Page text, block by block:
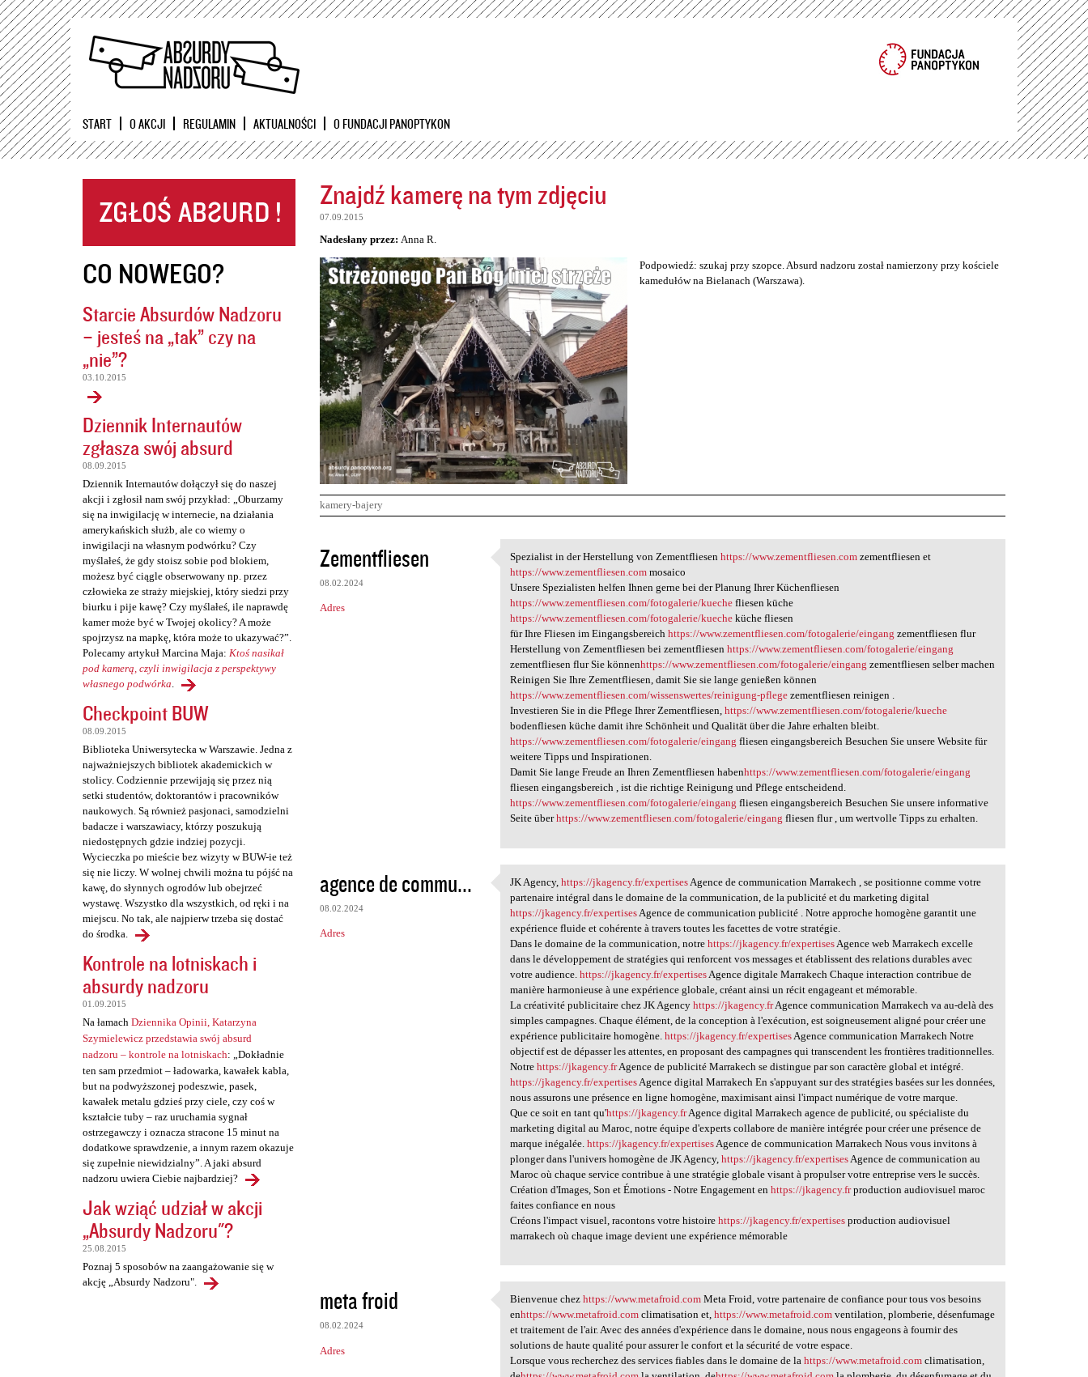
Przejdź
START O AKCJI REGULAMIN AKTUALNOŚCI O FUNDACJI PANOPTYKON
CO NOWEGO?
Starcie Absurdów Nadzoru
– jesteś na „tak” czy na
„nie”?
03.10.2015
Dziennik Internautów
zgłasza swój absurd
08.09.2015
Dziennik Internautów dołączył się do naszej
akcji i zgłosił nam swój przykład: „Oburzamy
się na inwigilację w internecie, na działania
amerykańskich służb, ale co wiemy o
inwigilacji na własnym podwórku? Czy
myślałeś, że gdy stoisz sobie pod blokiem,
możesz być ciągle obserwowany np. przez
człowieka ze straży miejskiej, który siedzi przy
biurku i pije kawę? Czy myślałeś, ile naprawdę
kamer może być w Twojej okolicy? A może
spojrzysz na mapkę, która może to ukazywać?”.
Polecamy artykuł Marcina Maja: Ktoś nasikał
pod kamerą, czyli inwigilacja z perspektywy
własnego podwórka.
Checkpoint BUW
08.09.2015
Biblioteka Uniwersytecka w Warszawie. Jedna z
najważniejszych bibliotek akademickich w
stolicy. Codziennie przewijają się przez nią
setki studentów, doktorantów i pracowników
naukowych. Są również pasjonaci, samodzielni
badacze i warszawiacy, którzy poszukują
niedostępnych gdzie indziej pozycji.
Wycieczka po mieście bez wizyty w BUW-ie też
się nie liczy. W wolnej chwili można tu pójść na
kawę, do słynnych ogrodów lub obejrzeć
wystawę. Wszystko dla wszystkich, od ręki i na
miejscu. No tak, ale najpierw trzeba się dostać
do środka.
Kontrole na lotniskach i
absurdy nadzoru
01.09.2015
Na łamach Dziennika Opinii, Katarzyna
Szymielewicz przedstawia swój absurd
nadzoru – kontrole na lotniskach: „Dokładnie
ten sam przedmiot – ładowarka, kawałek kabla,
but na podwyższonej podeszwie, pasek,
kawałek metalu gdzieś przy ciele, czy coś w
kształcie tuby – raz uruchamia sygnał
ostrzegawczy i oznacza stracone 15 minut na
dodatkowe sprawdzenie, a innym razem okazuje
się zupełnie niewidzialny”. A jaki absurd
nadzoru uwiera Ciebie najbardziej?
Jak wziąć udział w akcji
„Absurdy Nadzoru"?
25.08.2015
Poznaj 5 sposobów na zaangażowanie się w
akcję „Absurdy Nadzoru".
Znajdź kamerę na tym zdjęciu
07.09.2015
Nadesłany przez: Anna R.
Podpowiedź: szukaj przy szopce. Absurd nadzoru został namierzony przy kościele
kamedułów na Bielanach (Warszawa).
kamery-bajery
K
o
m
e
Zementfliesen
08.02.2024
Adres
Spezialist in der Herstellung
Spezialist in der Herstellung von Zementfliesenhttps://www.zementfliesen.com zementfliesen et
https://www.zementfliesen.com mosaico
Unsere Spezialisten helfen Ihnen gerne bei der Planung Ihrer Küchenfliesen
https://www.zementfliesen.com/fotogalerie/kueche fliesen küche
https://www.zementfliesen.com/fotogalerie/kueche küche fliesen
für Ihre Fliesen im Eingangsbereichhttps://www.zementfliesen.com/fotogalerie/eingang zementfliesen flur
Herstellung von Zementfliesen bei zementfliesenhttps://www.zementfliesen.com/fotogalerie/eingang
zementfliesen flur Sie könnenhttps://www.zementfliesen.com/fotogalerie/eingang zementfliesen selber machen
Reinigen Sie Ihre Zementfliesen, damit Sie sie lange genießen können
https://www.zementfliesen.com/wissenswertes/reinigung-pflege zementfliesen reinigen .
Investieren Sie in die Pflege Ihrer Zementfliesen,https://www.zementfliesen.com/fotogalerie/kueche
bodenfliesen küche damit ihre Schönheit und Qualität über die Jahre erhalten bleibt.
https://www.zementfliesen.com/fotogalerie/eingang fliesen eingangsbereich Besuchen Sie unsere Website für
weitere Tipps und Inspirationen.
Damit Sie lange Freude an Ihren Zementfliesen habenhttps://www.zementfliesen.com/fotogalerie/eingang
fliesen eingangsbereich , ist die richtige Reinigung und Pflege entscheidend.
https://www.zementfliesen.com/fotogalerie/eingang fliesen eingangsbereich Besuchen Sie unsere informative
Seite überhttps://www.zementfliesen.com/fotogalerie/eingang fliesen flur , um wertvolle Tipps zu erhalten.
agence de commu...
08.02.2024
Adres
JK Agency, https://jkagency
JK Agency,https://jkagency.fr/expertises Agence de communication Marrakech , se positionne comme votre
partenaire intégral dans le domaine de la communication, de la publicité et du marketing digital
https://jkagency.fr/expertises Agence de communication publicité . Notre approche homogène garantit une
expérience fluide et cohérente à travers toutes les facettes de votre stratégie.
Dans le domaine de la communication, notrehttps://jkagency.fr/expertises Agence web Marrakech excelle
dans le développement de stratégies qui renforcent vos messages et établissent des relations durables avec
votre audience.https://jkagency.fr/expertises Agence digitale Marrakech Chaque interaction contribue de
manière harmonieuse à une expérience globale, créant ainsi un récit engageant et mémorable.
La créativité publicitaire chez JK Agencyhttps://jkagency.frAgence communication Marrakech va au-delà des
simples campagnes. Chaque élément, de la conception à l'exécution, est soigneusement aligné pour créer une
expérience publicitaire homogène.https://jkagency.fr/expertises Agence communication Marrakech Notre
objectif est de dépasser les attentes, en proposant des campagnes qui transcendent les frontières traditionnelles.
Notrehttps://jkagency.frAgence de publicité Marrakech se distingue par son caractère global et intégré.
https://jkagency.fr/expertises Agence digital Marrakech En s'appuyant sur des stratégies basées sur les données,
nous assurons une présence en ligne homogène, maximisant ainsi l'impact numérique de votre marque.
Que ce soit en tant qu'https://jkagency.frAgence digital Marrakech agence de publicité, ou spécialiste du
marketing digital au Maroc, notre équipe d'experts collabore de manière intégrée pour créer une présence de
marque inégalée.https://jkagency.fr/expertises Agence de communication Marrakech Nous vous invitons à
plonger dans l'univers homogène de JK Agency,https://jkagency.fr/expertises Agence de communication au
Maroc où chaque service contribue à une stratégie globale visant à propulser votre entreprise vers le succès.
Création d'Images, Son et Émotions - Notre Engagement enhttps://jkagency.frproduction audiovisuel maroc
faites confiance en nous
Créons l'impact visuel, racontons votre histoirehttps://jkagency.fr/expertises production audiovisuel
marrakech où chaque image devient une expérience mémorable
meta froid
08.02.2024
Adres
Bienvenue chez https://www
Bienvenue chezhttps://www.metafroid.com Meta Froid, votre partenaire de confiance pour tous vos besoins
enhttps://www.metafroid.com climatisation et,https://www.metafroid.com ventilation, plomberie, désenfumage
et traitement de l'air. Avec des années d'expérience dans le domaine, nous nous engageons à fournir des
solutions de haute qualité pour assurer le confort et la sécurité de votre espace.
Lorsque vous recherchez des services fiables dans le domaine de lahttps://www.metafroid.com climatisation,